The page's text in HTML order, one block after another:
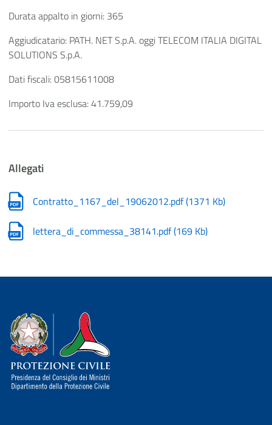
Durata appalto in giorni: 365
Aggiudicatario: PATH. NET S.p.A. oggi TELECOM ITALIA DIGITAL
SOLUTIONS S.p.A.
Dati fiscali: 05815611008
Importo Iva esclusa: 41.759,09
Allegati
Contratto_1167_del_19062012.pdf(1371 Kb)
lettera_di_commessa_38141.pdf(169 Kb)
Dipartimento della Protezione Civile